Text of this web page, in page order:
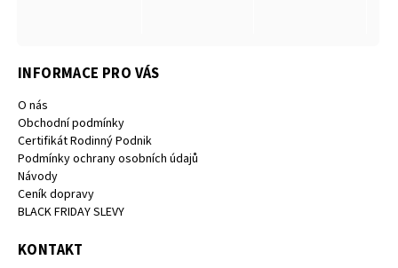
INFORMACE PRO VÁS
O nás
Obchodní podmínky
Certifikát Rodinný Podnik
Podmínky ochrany osobních údajů
Návody
Ceník dopravy
BLACK FRIDAY SLEVY
KONTAKT